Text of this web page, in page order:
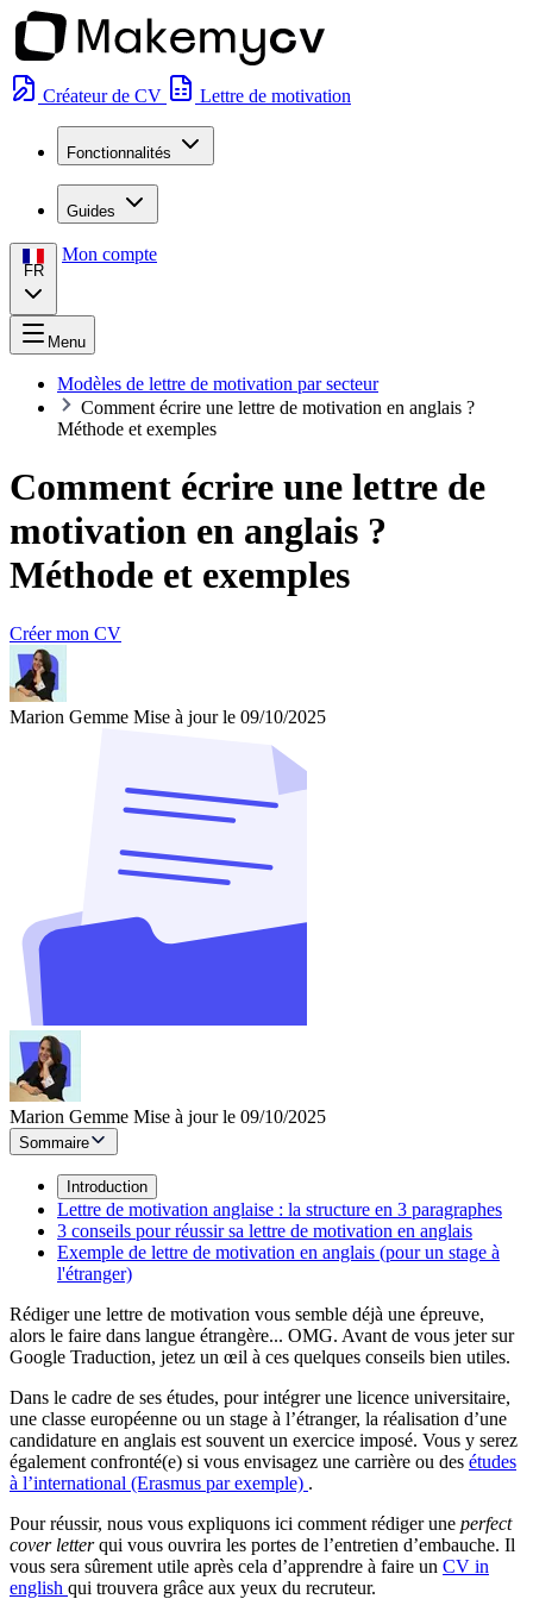
Créateur de CV Lettre de motivation
Fonctionnalités
Guides
FR
Mon compte
Menu
Modèles de lettre de motivation par secteur
Comment écrire une lettre de motivation en anglais ?
Méthode et exemples
Comment écrire une lettre de
motivation en anglais ?
Méthode et exemples
Créer mon CV
Marion Gemme Mise à jour le 09/10/2025
Marion Gemme Mise à jour le 09/10/2025
Sommaire
Introduction
Lettre de motivation anglaise : la structure en 3 paragraphes
3 conseils pour réussir sa lettre de motivation en anglais
Exemple de lettre de motivation en anglais (pour un stage à
l'étranger)
Rédiger une lettre de motivation vous semble déjà une épreuve,
alors le faire dans langue étrangère... OMG. Avant de vous jeter sur
Google Traduction, jetez un œil à ces quelques conseils bien utiles.
Dans le cadre de ses études, pour intégrer une licence universitaire,
une classe européenne ou un stage à l’étranger, la réalisation d’une
candidature en anglais est souvent un exercice imposé. Vous y serez
également confronté(e) si vous envisagez une carrière ou des études
à l’international (Erasmus par exemple) .
Pour réussir, nous vous expliquons ici comment rédiger une perfect
cover letterqui vous ouvrira les portes de l’entretien d’embauche. Il
vous sera sûrement utile après cela d’apprendre à faire un CV in
english qui trouvera grâce aux yeux du recruteur.